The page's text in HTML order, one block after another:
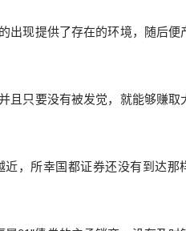
出现提供了存在的环境，随后便
且只要没有被发觉，就能够赚取
，所幸国都证券还没有到达那